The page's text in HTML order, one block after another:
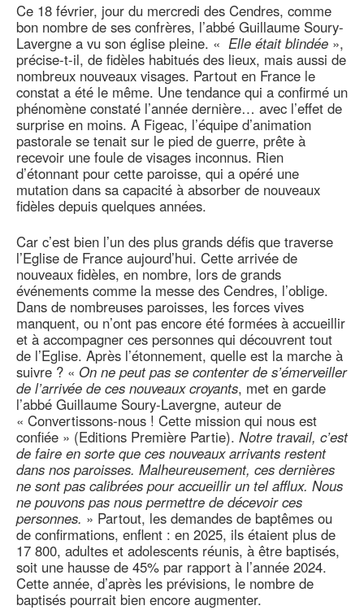
Ce 18 février, jour du mercredi des Cendres, comme
bon nombre de ses confrères, l’abbé Guillaume Soury-
Lavergne a vu son église pleine. « Elle était blindée »,
précise-t-il, de fidèles habitués des lieux, mais aussi de
nombreux nouveaux visages. Partout en France le
constat a été le même. Une tendance qui a confirmé un
phénomène constaté l’année dernière… avec l’effet de
surprise en moins. A Figeac, l’équipe d’animation
pastorale se tenait sur le pied de guerre, prête à
recevoir une foule de visages inconnus. Rien
d’étonnant pour cette paroisse, qui a opéré une
mutation dans sa capacité à absorber de nouveaux
fidèles depuis quelques années.
Car c’est bien l’un des plus grands défis que traverse
l’Eglise de France aujourd’hui. Cette arrivée de
nouveaux fidèles, en nombre, lors de grands
événements comme la messe des Cendres, l’oblige.
Dans de nombreuses paroisses, les forces vives
manquent, ou n’ont pas encore été formées à accueillir
et à accompagner ces personnes qui découvrent tout
de l’Eglise. Après l’étonnement, quelle est la marche à
suivre ? « On ne peut pas se contenter de s’émerveiller
de l’arrivée de ces nouveaux croyants, met en garde
l’abbé Guillaume Soury-Lavergne, auteur de
« Convertissons-nous ! Cette mission qui nous est
confiée » (Editions Première Partie). Notre travail, c’est
de faire en sorte que ces nouveaux arrivants restent
dans nos paroisses. Malheureusement, ces dernières
ne sont pas calibrées pour accueillir un tel afflux. Nous
ne pouvons pas nous permettre de décevoir ces
personnes. » Partout, les demandes de baptêmes ou
de confirmations, enflent : en 2025, ils étaient plus de
17 800, adultes et adolescents réunis, à être baptisés,
soit une hausse de 45% par rapport à l’année 2024.
Cette année, d’après les prévisions, le nombre de
baptisés pourrait bien encore augmenter.